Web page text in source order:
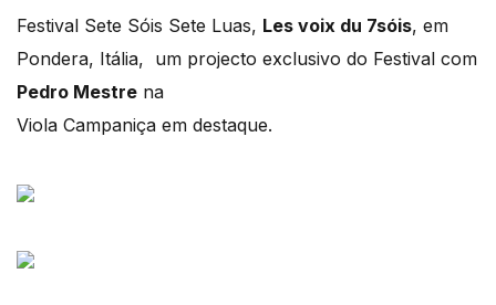
Festival Sete Sóis Sete Luas, Les voix du 7sóis, em
Pondera, Itália, um projecto exclusivo do Festival com
Pedro Mestre na
Viola Campaniça em destaque.